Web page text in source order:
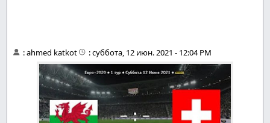
:ahmed katkot :суббота, 12 июн. 2021 - 12:04 PM